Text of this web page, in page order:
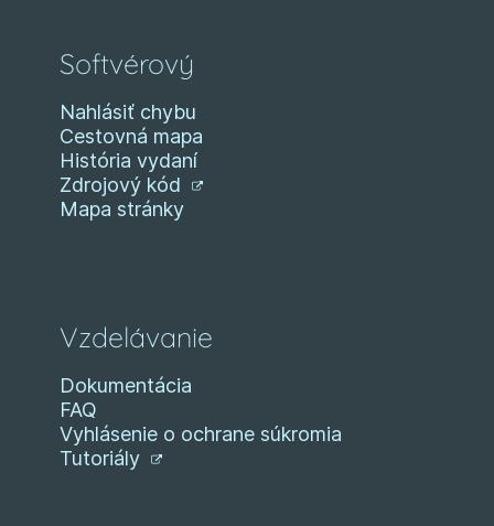
Softvérový
Nahlásiť chybu
Cestovná mapa
História vydaní
Zdrojový kód
Mapa stránky
Vzdelávanie
Dokumentácia
FAQ
Vyhlásenie o ochrane súkromia
Tutoriály